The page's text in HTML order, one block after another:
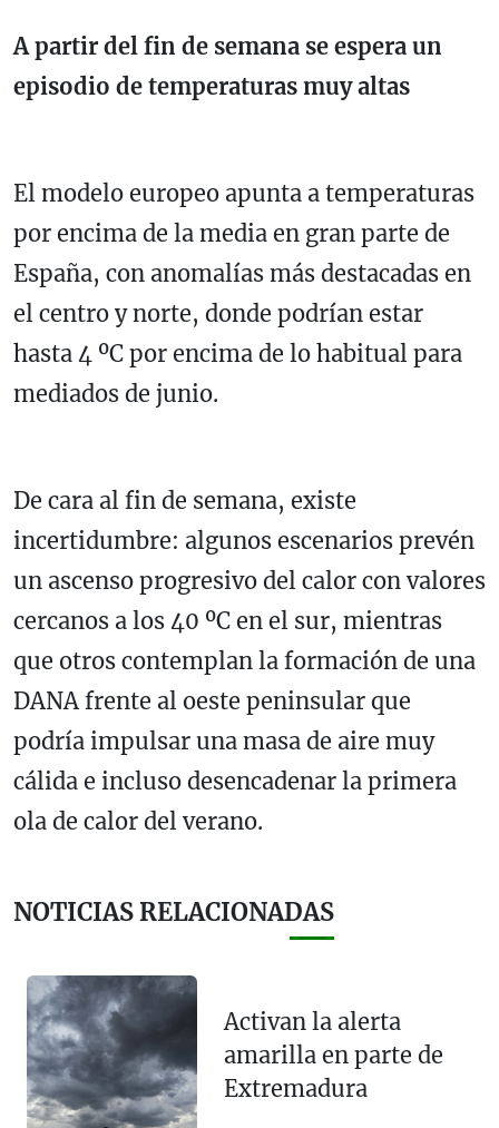
A partir del fin de semana se espera un
episodio de temperaturas muy altas
El modelo europeo apunta a temperaturas
por encima de la media en gran parte de
España, con anomalías más destacadas en
el centro y norte, donde podrían estar
hasta 4 ºC por encima de lo habitual para
mediados de junio.
De cara al fin de semana, existe
incertidumbre: algunos escenarios prevén
un ascenso progresivo del calor con valores
cercanos a los 40 ºC en el sur, mientras
que otros contemplan la formación de una
DANA frente al oeste peninsular que
podría impulsar una masa de aire muy
cálida e incluso desencadenar la primera
ola de calor del verano.
NOTICIAS RELACIONADAS
Activan la alerta
amarilla en parte de
Extremadura